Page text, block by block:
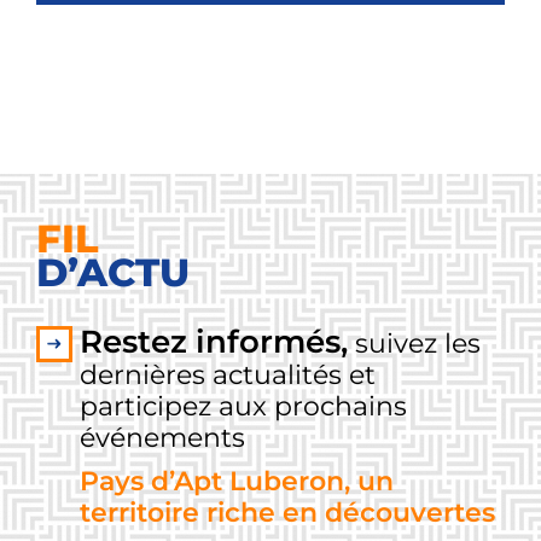
FIL
D’ACTU
Restez informés,suivez les
dernières actualités et
participez aux prochains
événements
Pays d’Apt Luberon, un
territoire riche en découvertes